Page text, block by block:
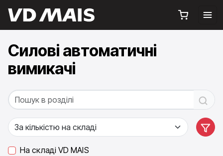
Силові автоматичні
вимикачі
На складі VD MAIS